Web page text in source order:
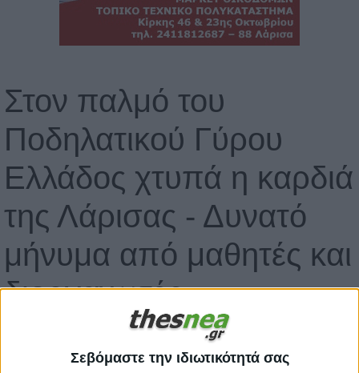
Σεβόμαστε την ιδιωτικότητά σας
Στον παλμό του
Ποδηλατικού Γύρου
Ελλάδος χτυπά η καρδιά
της Λάρισας - Δυνατό
μήνυμα από μαθητές και
διοργανωτές
Θεσσαλικά | 07.05.2026 | 19:15